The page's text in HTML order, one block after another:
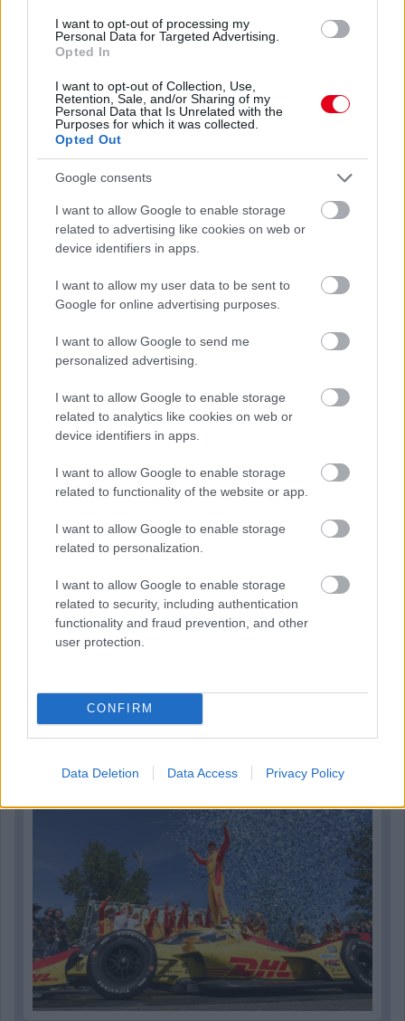
I want to opt-out of processing my
Personal Data for Targeted Advertising.
Opted In
I want to opt-out of Collection, Use,
Retention, Sale, and/or Sharing of my
Personal Data that Is Unrelated with the
Purposes for which it was collected.
Opted Out
Google consents
I want to allow Google to enable storage
related to advertising like cookies on web or
device identifiers in apps.
I want to allow my user data to be sent to
Google for online advertising purposes.
I want to allow Google to send me
personalized advertising.
I want to allow Google to enable storage
related to analytics like cookies on web or
device identifiers in apps.
I want to allow Google to enable storage
related to functionality of the website or app.
I want to allow Google to enable storage
related to personalization.
I want to allow Google to enable storage
related to security, including authentication
functionality and fraud prevention, and other
user protection.
CONFIRM
Data Deletion Data Access Privacy Policy
Egy sportos RS-változat is megjelent a Skoda ENYAQ iV
modellsorozatában, mely a valaha volt legerősebb
sorozatgyártású autójuk. A 300 lóerős, összkerékhajtású tisztán
részletek
előző hírek
Hallgasd meg a Formula Podcast
Kövess minket a Facebookon
IndyCar: Palou nyert Portlandben, már 100 pont fölött az